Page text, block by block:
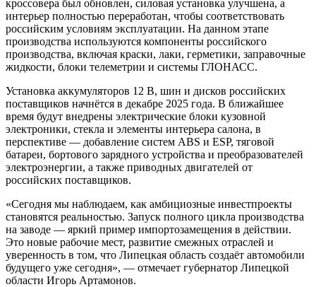
кроссовера был обновлен, силовая установка улучшена, а
интерьер полностью переработан, чтобы соответствовать
российским условиям эксплуатации. На данном этапе
производства используются компоненты российского
производства, включая краски, лаки, герметики, заправочные
жидкости, блоки телеметрии и системы ГЛОНАСС.
Установка аккумуляторов 12 В, шин и дисков российских
поставщиков начнётся в декабре 2025 года. В ближайшее
время будут внедрены электрические блоки кузовной
электроники, стекла и элементы интерьера салона, в
перспективе — добавление систем ABS и ESP, тяговой
батареи, бортового зарядного устройства и преобразователей
электроэнергии, а также приводных двигателей от
российских поставщиков.
«Сегодня мы наблюдаем, как амбициозные инвестпроекты
становятся реальностью. Запуск полного цикла производства
на заводе — яркий пример импортозамещения в действии.
Это новые рабочие мест, развитие смежных отраслей и
уверенность в том, что Липецкая область создаёт автомобили
будущего уже сегодня», — отмечает губернатор Липецкой
области Игорь Артамонов.